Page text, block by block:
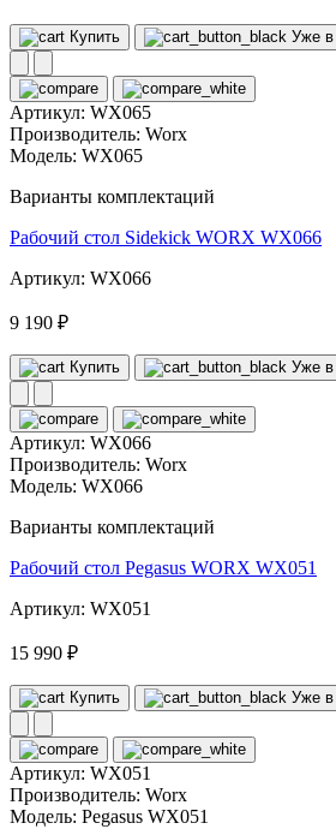
Купить Уже в
Артикул: WX065
Производитель: Worx
Модель: WX065
Варианты комплектаций
Рабочий стол Sidekick WORX WX066
Артикул: WX066
9 190 ₽
Купить Уже в
Артикул: WX066
Производитель: Worx
Модель: WX066
Варианты комплектаций
Рабочий стол Pegasus WORX WX051
Артикул: WX051
15 990 ₽
Купить Уже в
Артикул: WX051
Производитель: Worx
Модель: Pegasus WX051